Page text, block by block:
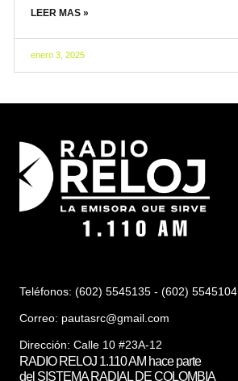
LEER MAS »
enero 3, 2025
Teléfonos: (602) 5545135 - (602) 5545104
Correo: pautasrc@gmail.com
Dirección: Calle 10 #23A-12
RADIO RELOJ 1.110 AM hace parte
del SISTEMA RADIAL DE COLOMBIA